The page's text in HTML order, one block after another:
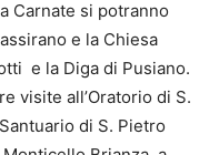
Carnate si potranno
e la Chiesa
e la Diga di Pusiano.
visite all’Oratorio di S.
di S. Pietro